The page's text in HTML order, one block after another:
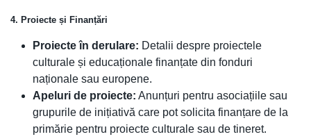
4. Proiecte și Finanțări
Proiecte în derulare: Detalii despre proiectele
culturale și educaționale finanțate din fonduri
naționale sau europene.
Apeluri de proiecte: Anunțuri pentru asociațiile sau
grupurile de inițiativă care pot solicita finanțare de la
primărie pentru proiecte culturale sau de tineret.